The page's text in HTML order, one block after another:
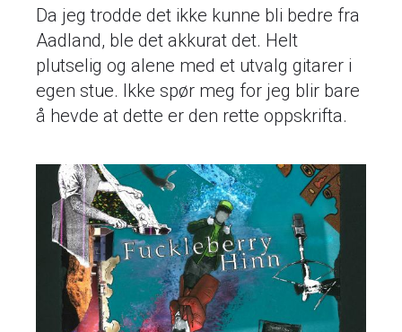
Da jeg trodde det ikke kunne bli bedre fra
Aadland, ble det akkurat det. Helt
plutselig og alene med et utvalg gitarer i
egen stue. Ikke spør meg for jeg blir bare
å hevde at dette er den rette oppskrifta.